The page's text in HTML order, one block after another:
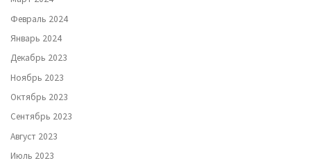
Февраль 2024
Январь 2024
Декабрь 2023
Ноябрь 2023
Октябрь 2023
Сентябрь 2023
Август 2023
Июль 2023